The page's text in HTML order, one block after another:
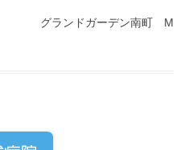
グランドガーデン南町 M